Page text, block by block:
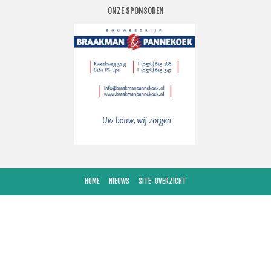
ONZE SPONSOREN
HOME NIEUWS SITE-OVERZICHT